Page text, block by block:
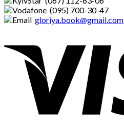
(095) 700-30-47
gloriya.book@gmail.com